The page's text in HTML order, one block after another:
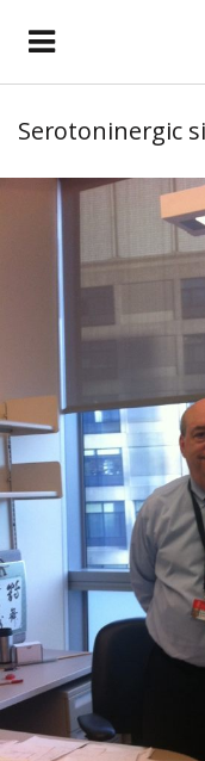
Serotoninergic